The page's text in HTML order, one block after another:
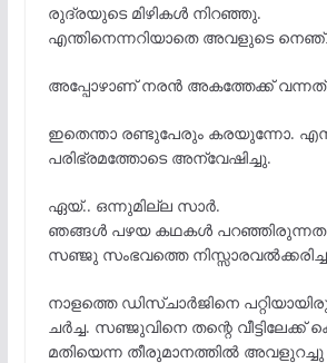
രുദ്രയുടെ മിഴികൾ നിറഞ്ഞു.
എന്തിനെന്നറിയാതെ അവളുടെ നെഞ്ച്
അപ്പോഴാണ് നരൻ അകത്തേക്ക്
ഇതെന്താ രണ്ടുപേരും കരയുന്നോ.
പരിഭ്രമത്തോടെ അന്വേഷിച്ചു.
ഏയ്‌.. ഒന്നുമില്ല സാർ.
ഞങ്ങൾ പഴയ കഥകൾ
സഞ്ജു സംഭവത്തെ
നാളത്തെ ഡിസ്ചാർജിനെ
ചർച്ച. സഞ്ജുവിനെ തന്റെ
മതിയെന്ന തീരുമാനത്തിൽ അവളുറച്ചു